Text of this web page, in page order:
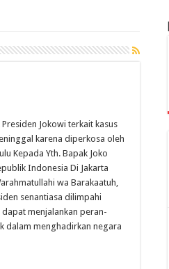
Jokowi terkait kasus
karena diperkosa oleh
Kepada Yth. Bapak Joko
Indonesia Di Jakarta
wa Barakaatuh,
senantiasa dilimpahi
menjalankan peran-
dalam menghadirkan negara